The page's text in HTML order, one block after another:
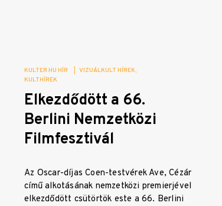
KULTER.HU HÍR
VIZUÁLKULT HÍREK
KULTHÍREK
Elkezdődött a 66.
Berlini Nemzetközi
Filmfesztivál
Az Oscar-díjas Coen-testvérek Ave, Cézár
című alkotásának nemzetközi premierjével
elkezdődött csütörtök este a 66. Berlini